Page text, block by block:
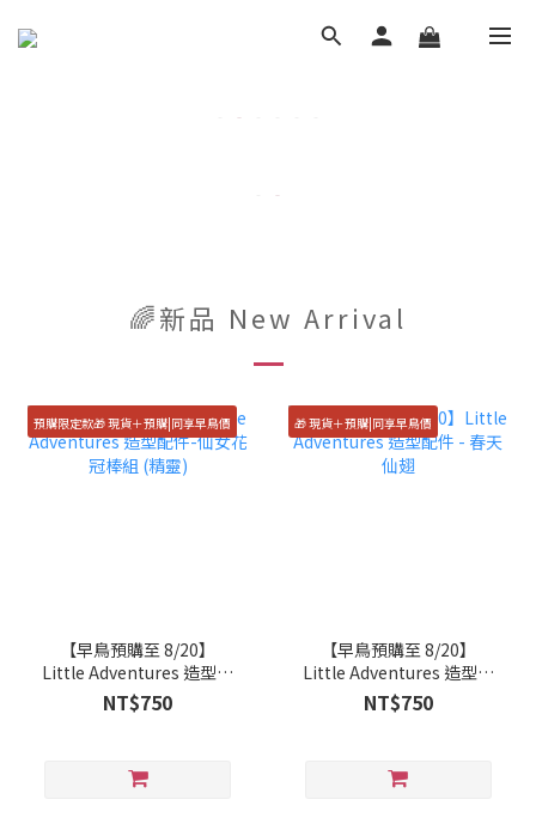
🌈新品 New Arrival
預購限定款🎁 現貨＋預購|同享早鳥價
【早鳥預購至 8/20】
Little Adventures 造型配
件-仙女花冠棒組 (精靈)
NT$750
🎁 現貨＋預購|同享早鳥價
【早鳥預購至 8/20】
Little Adventures 造型配
件 - 春天仙翅
NT$750